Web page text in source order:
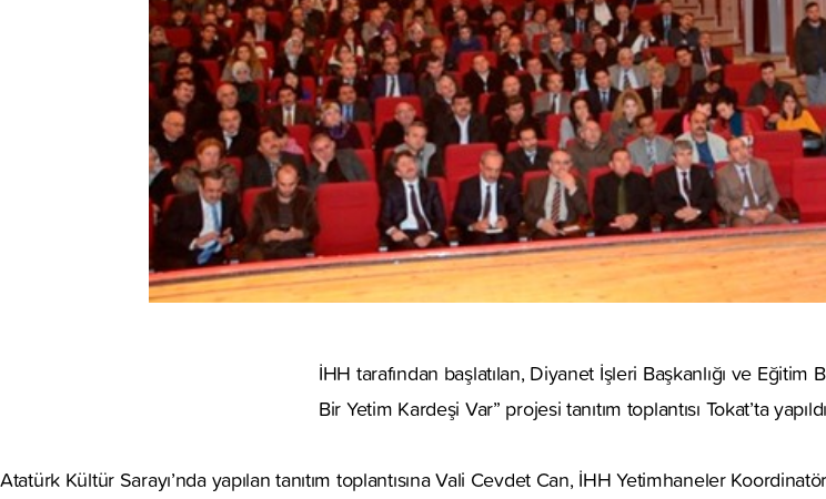
İHH tarafından başlatılan, Diyanet İşleri Başkanlığı ve Eğitim
Bir Yetim Kardeşi Var” projesi tanıtım toplantısı Tokat’ta
Atatürk Kültür Sarayı’nda yapılan tanıtım toplantısına Vali Cevdet Can, İHH Yetimhaneler